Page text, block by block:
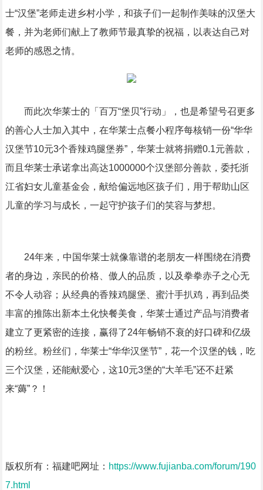
士“汉堡”老师走进乡村小学，和孩子们一起制作美味的汉堡大
餐，并为老师们献上了教师节最真挚的祝福，以表达自己对
老师的感恩之情。
而此次华莱士的「百万“堡贝”行动」，也是希望号召更多
的善心人士加入其中，在华莱士点餐小程序每核销一份“华华
汉堡节10元3个香辣鸡腿堡券”，华莱士就将捐赠0.1元善款，
而且华莱士承诺拿出高达1000000个汉堡部分善款，委托浙
江省妇女儿童基金会，献给偏远地区孩子们，用于帮助山区
儿童的学习与成长，一起守护孩子们的笑容与梦想。
24年来，中国华莱士就像靠谱的老朋友一样围绕在消费
者的身边，亲民的价格、傲人的品质，以及拳拳赤子之心无
不令人动容；从经典的香辣鸡腿堡、蜜汁手扒鸡，再到品类
丰富的推陈出新本土化快餐美食，华莱士通过产品与消费者
建立了更紧密的连接，赢得了24年畅销不衰的好口碑和亿级
的粉丝。粉丝们，华莱士“华华汉堡节”，花一个汉堡的钱，吃
三个汉堡，还能献爱心，这10元3堡的“大羊毛”还不赶紧
来“薅”？！
版权所有：福建吧网址： https://www.fujianba.com/forum/190
7.html